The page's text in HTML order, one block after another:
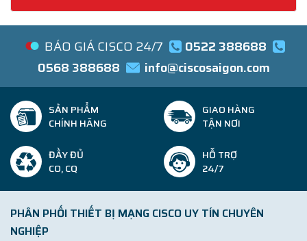
BÁO GIÁ CISCO 24/7
0522 388688
0568 388688
info@ciscosaigon.com
SẢN PHẨM
CHÍNH HÃNG
GIAO HÀNG
TẬN NƠI
ĐẦY ĐỦ
CO, CQ
HỖ TRỢ
24/7
PHÂN PHỐI THIẾT BỊ MẠNG CISCO UY TÍN CHUYÊN
NGHIỆP